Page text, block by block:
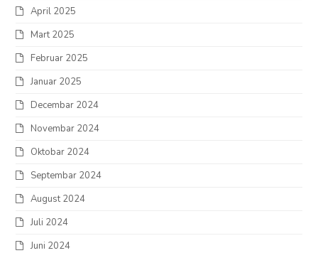
April 2025
Mart 2025
Februar 2025
Januar 2025
Decembar 2024
Novembar 2024
Oktobar 2024
Septembar 2024
August 2024
Juli 2024
Juni 2024